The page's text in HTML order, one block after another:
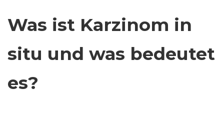
Was ist Karzinom in
situ und was bedeutet
es?